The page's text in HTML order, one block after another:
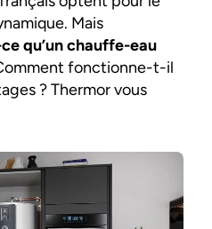
Mais
qu’un chauffe-eau
fonctionne-t-il
? Thermor vous